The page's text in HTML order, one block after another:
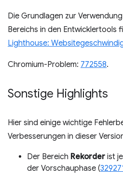
Die Grundlagen zur
Bereichs in den Entwicklertools
Lighthouse:
Chromium-Problem: 772558.
Sonstige Highlights
Hier sind einige wichtige
Verbesserungen in dieser
Der Bereich Rekorder ist
der Vorschauphase (